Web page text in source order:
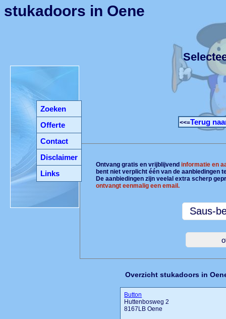
Zoeken
Offerte
Contact
Disclaimer
Links
stukadoors in Oene
<<=Terug
Ontvang gratis en vrijblijvendinformatie en
bent niet verplicht één van de aanbiedingen
De aanbiedingen zijn veelal extra scherp
ontvangt eenmalig een email.
Overzicht stukadoors in
Button
Huttenbosweg 2
8167LB Oene